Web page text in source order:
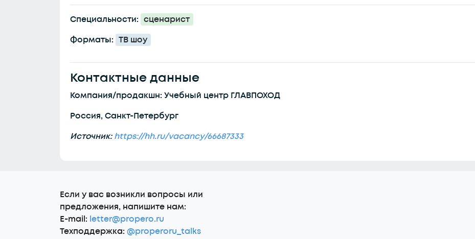
Специальности: сценарист
Форматы: ТВ шоу
Контактные данные
Компания/продакшн: Учебный центр ГЛАВПОХОД
Россия, Санкт-Петербург
Источник:https://hh.ru/vacancy/66687333
Еcли у вас возникли вопросы или
предложения, напишите нам:
E-mail: letter@propero.ru
Техподдержка: @properoru_talks